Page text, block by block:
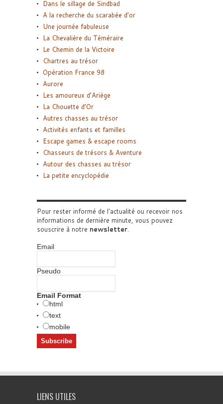
Dans le sillage de Sindbad
A la recherche du scarabée d’or
Une journée fabuleuse
La Chevalière du Téméraire
Le Chemin de la Victoire
Chartres au trésor
Opération France 98
Aurore
Les amoureux d’Ariège
La Chouette d’Or
Autres chasses au trésor
Activités enfants et familles
Escape games & escape rooms
Chasseurs de trésors & Aventure
Autour des chasses au trésor
La petite encyclopédie
Pour rester informé de l'actualité ou recevoir nos
informations de dernière minute, vous pouvez
souscrire à notre newsletter.
Email
Pseudo
Email Format
html
text
mobile
LIENS UTILES